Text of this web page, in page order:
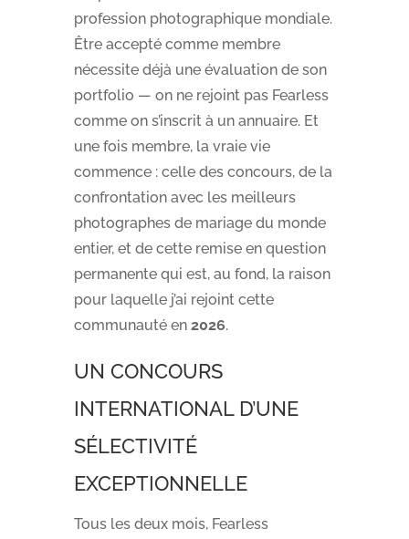
profession photographique mondiale.
Être accepté comme membre
nécessite déjà une évaluation de son
portfolio — on ne rejoint pas Fearless
comme on s’inscrit à un annuaire. Et
une fois membre, la vraie vie
commence : celle des concours, de la
confrontation avec les meilleurs
photographes de mariage du monde
entier, et de cette remise en question
permanente qui est, au fond, la raison
pour laquelle j’ai rejoint cette
communauté en 2026.
UN CONCOURS
INTERNATIONAL D’UNE
SÉLECTIVITÉ
EXCEPTIONNELLE
Tous les deux mois, Fearless